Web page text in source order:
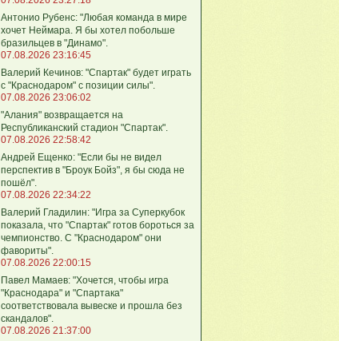
Антонио Рубенс: "Любая команда в мире
хочет Неймара. Я бы хотел побольше
бразильцев в "Динамо".
07.08.2026 23:16:45
Валерий Кечинов: "Спартак" будет играть
с "Краснодаром" с позиции силы".
07.08.2026 23:06:02
"Алания" возвращается на
Республиканский стадион "Спартак".
07.08.2026 22:58:42
Андрей Ещенко: "Если бы не видел
перспектив в "Броук Бойз", я бы сюда не
пошёл".
07.08.2026 22:34:22
Валерий Гладилин: "Игра за Суперкубок
показала, что "Спартак" готов бороться за
чемпионство. С "Краснодаром" они
фавориты".
07.08.2026 22:00:15
Павел Мамаев: "Хочется, чтобы игра
"Краснодара" и "Спартака"
соответствовала вывеске и прошла без
скандалов".
07.08.2026 21:37:00